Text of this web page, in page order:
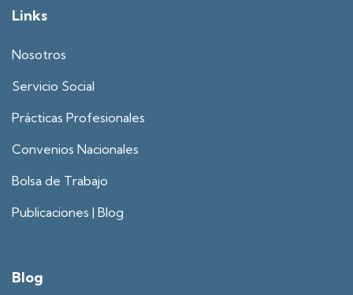
Links
Nosotros
Servicio Social
Prácticas Profesionales
Convenios Nacionales
Bolsa de Trabajo
Publicaciones | Blog
Blog